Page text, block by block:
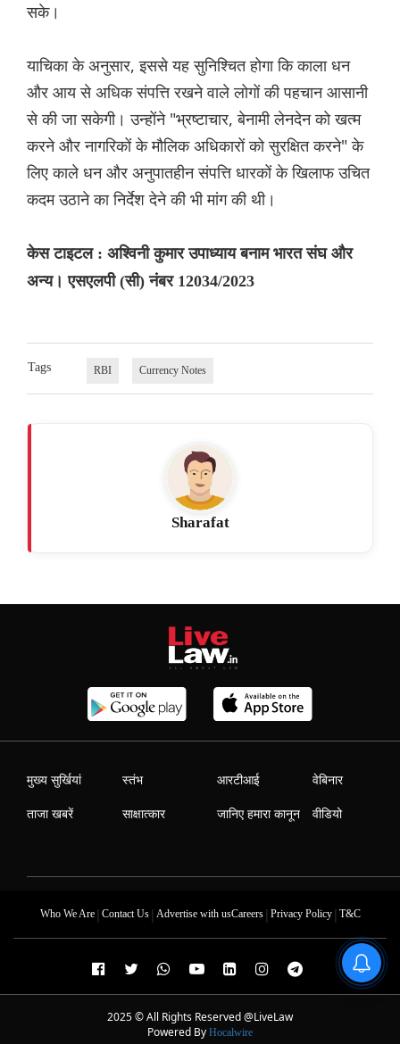
सके।
याचिका के अनुसार, इससे यह सुनिश्चित होगा कि काला धन
और आय से अधिक संपत्ति रखने वाले लोगों की पहचान आसानी
से की जा सकेगी। उन्होंने "भ्रष्टाचार, बेनामी लेनदेन को खत्म
करने और नागरिकों के मौलिक अधिकारों को सुरक्षित करने" के
लिए काले धन और अनुपातहीन संपत्ति धारकों के खिलाफ उचित
कदम उठाने का निर्देश देने की भी मांग की थी।
केस टाइटल : अश्विनी कुमार उपाध्याय बनाम भारत संघ और
अन्य। एसएलपी (सी) नंबर 12034/2023
Tags RBI Currency Notes
Sharafat
मुख्य सुर्खियां
ताजा खबरें
स्तंभ
साक्षात्कार
आरटीआई
जानिए हमारा कानून
वेबिनार
वीडियो
Who We Are| Contact Us| Advertise with usCareers| Privacy Policy| T&C
2025 © All Rights Reserved @LiveLaw
Powered By Hocalwire